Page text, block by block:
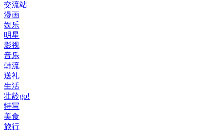
交流站
漫画
娱乐
明星
影视
音乐
韩流
送礼
生活
壮龄go!
特写
美食
旅行